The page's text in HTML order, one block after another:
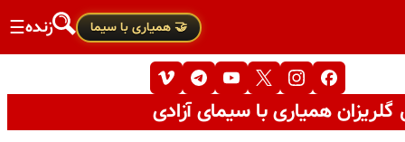
🤝 همیاری با سیما زنده☰
همیاری با سیمای آزادی